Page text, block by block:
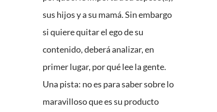
sus hijos y a su mamá. Sin embargo
si quiere quitar el ego de su
contenido, deberá analizar, en
primer lugar, por qué lee la gente.
Una pista: no es para saber sobre lo
maravilloso que es su producto